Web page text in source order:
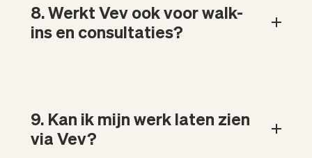
8. Werkt Vev ook voor walk-
ins en consultaties?
9. Kan ik mijn werk laten zien
via Vev?